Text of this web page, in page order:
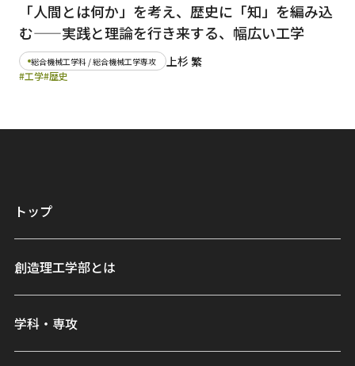
「人間とは何か」を考え、歴史に「知」を編み込
む——実践と理論を行き来する、幅広い工学
総合機械工学科 / 総合機械工学専攻 上杉 繁
#工学#歴史
トップ
創造理工学部とは
学科・専攻